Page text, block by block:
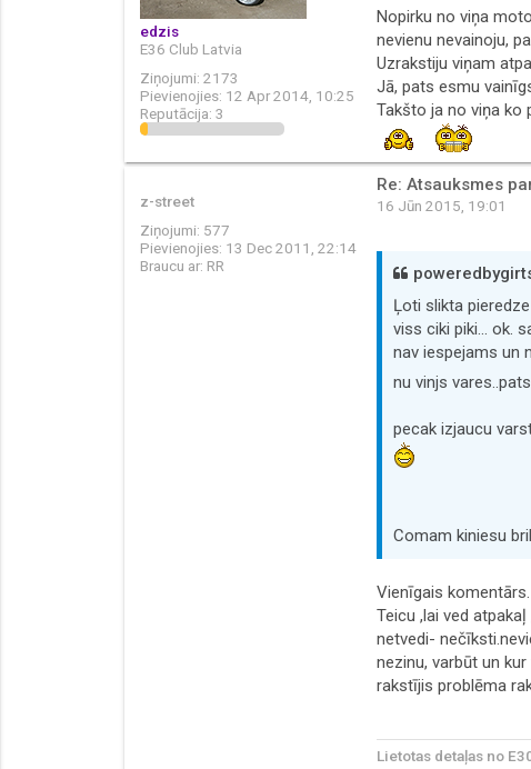
edzis
E36 Club Latvia
Ziņojumi: 2173
Pievienojies: 12 Apr 2014, 10:25
Reputācija: 3
Nopirku no viņa
nevienu nevainoju,
Uzrakstiju viņam
Jā, pats esmu
Takšto ja no viņa ko
z-street
Ziņojumi: 577
Pievienojies: 13 Dec 2011, 22:14
Braucu ar: RR
Re: Atsauksmes
16 Jūn 2015, 19:01
Ļoti slikta
viss ciki piki... ok.
nav iespejams un
nu vinjs
pecak izjaucu
Comam kiniesu
Vienīgais komentārs.
Teicu ,lai ved
netvedi-
nezinu, varbūt un
rakstījis problēma
Lietotas detaļas no